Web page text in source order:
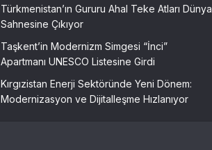
Türkmenistan’ın Gururu Ahal Teke Atları Dünya
Sahnesine Çıkıyor
Taşkent’in Modernizm Simgesi “İnci”
Apartmanı UNESCO Listesine Girdi
Kırgızistan Enerji Sektöründe Yeni Dönem:
Modernizasyon ve Dijitalleşme Hızlanıyor